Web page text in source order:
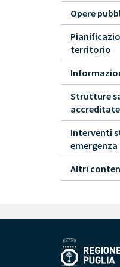
Opere
territorio
Strutture
accreditate
Interventi
emergenza
Altri